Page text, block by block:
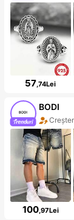
57,74Lei
BODI
100,97Lei